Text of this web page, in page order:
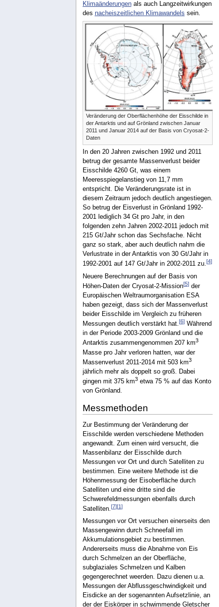
Klimaänderungenals auch Langzeitwirkungen
des nacheiszeitlichen Klimawandels sein.
Veränderung der Oberflächenhöhe der Eisschilde in
der Antarktis und auf Grönland zwischen Januar
2011 und Januar 2014 auf der Basis von Cryosat-2-
Daten
In den 20 Jahren zwischen 1992 und 2011
betrug der gesamte Massenverlust beider
Eisschilde 4260 Gt, was einem
Meeresspiegelanstieg von 11,7 mm
entspricht. Die Veränderungsrate ist in
diesem Zeitraum jedoch deutlich angestiegen.
So betrug der Eisverlust in Grönland 1992-
2001 lediglich 34 Gt pro Jahr, in den
folgenden zehn Jahren 2002-2011 jedoch mit
215 Gt/Jahr schon das Sechsfache. Nicht
ganz so stark, aber auch deutlich nahm die
Verlustrate in der Antarktis von 30 Gt/Jahr in
1992-2001 auf 147 Gt/Jahr in 2002-2011 zu.[4]
Neuere Berechnungen auf der Basis von
Höhen-Daten der Cryosat-2-Mission[5]der
Europäischen Weltraumorganisation ESA
haben gezeigt, dass sich der Massenverlust
beider Eisschilde im Vergleich zu früheren
Messungen deutlich verstärkt hat.[6]Während
in der Periode 2003-2009 Grönland und die
Antarktis zusammengenommen 207 km3
Masse pro Jahr verloren hatten, war der
Massenverlust 2011-2014 mit 503 km3
jährlich mehr als doppelt so groß. Dabei
gingen mit 375 km3etwa 75 % auf das Konto
von Grönland.
Messmethoden
Zur Bestimmung der Veränderung der
Eisschilde werden verschiedene Methoden
angewandt. Zum einen wird versucht, die
Massenbilanz der Eisschilde durch
Messungen vor Ort und durch Satelliten zu
bestimmen. Eine weitere Methode ist die
Höhenmessung der Eisoberfläche durch
Satelliten und eine dritte sind die
Schwerefeldmessungen ebenfalls durch
Satelliten.[7][1]
Messungen vor Ort versuchen einerseits den
Massengewinn durch Schneefall im
Akkumulationsgebiet zu bestimmen.
Andererseits muss die Abnahme von Eis
durch Schmelzen an der Oberfläche,
subglaziales Schmelzen und Kalben
gegengerechnet weerden. Dazu dienen u.a.
Messungen der Abflussgeschwindigkeit und
Eisdicke an der sogenannten Aufsetzlinie, an
der der Eiskörper in schwimmende Gletscher